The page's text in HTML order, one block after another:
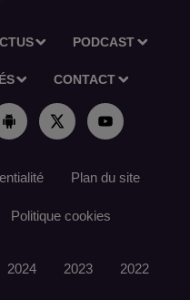
PODCAST
CONTACT
Plan du site
Politique cookies
2024 2023 2022